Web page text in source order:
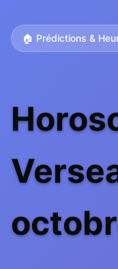
🏠 Prédictions &